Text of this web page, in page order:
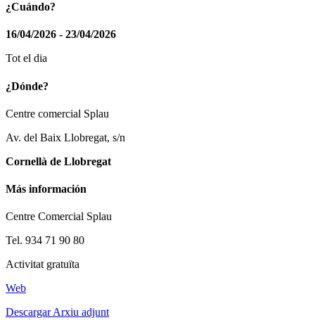
¿Cuándo?
16/04/2026 - 23/04/2026
Tot el dia
¿Dónde?
Centre comercial Splau
Av. del Baix Llobregat, s/n
Cornellà de Llobregat
Más información
Centre Comercial Splau
Tel. 934 71 90 80
Activitat gratuïta
Web
Descargar Arxiu adjunt